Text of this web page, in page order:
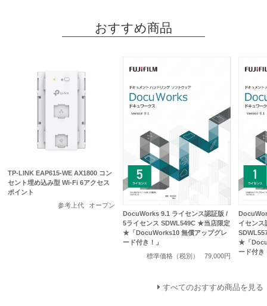
おすすめ商品
TP-LINK EAP615-WE AX1800 コン
セント埋め込み型 Wi-Fi 6アクセス
ポイント
参考上代
オープン
DocuWorks 9.1 ライセンス認証版 /
5ライセンス SDWL549C ★当店限定
★「DocuWorks10 無償アップグレ
ード付き！」
標準価格（税別）
79,000円
イセンス
★「
ード付き
すべてのおすすめ商品を見る